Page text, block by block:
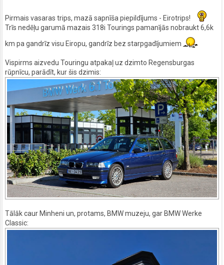
Pirmais vasaras trips, mazā sapnīša piepildījums - Eirotrips!
Trīs nedēļu garumā mazais 318i Tourings pamanījās nobraukt 6,6k
km pa gandrīz visu Eiropu, gandrīz bez starpgadījumiem
Vispirms aizvedu Touringu atpakaļ uz dzimto Regensburgas
rūpnīcu, parādīt, kur šis dzimis:
Tālāk caur Minheni un, protams, BMW muzeju, gar BMW Werke
Classic: